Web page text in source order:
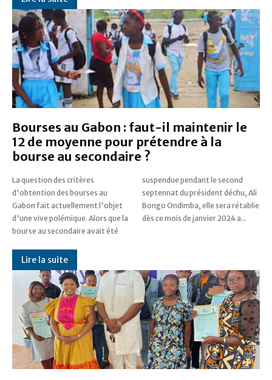
Bourses au Gabon : faut-il maintenir le
12 de moyenne pour prétendre à la
bourse au secondaire ?
La question des critères
d'obtention des bourses au
Gabon fait actuellement l'objet
d'une vive polémique. Alors que la
bourse au secondaire avait été
suspendue pendant le second
septennat du président déchu, Ali
Bongo Ondimba, elle sera rétablie
dès ce mois de janvier 2024 a...
Lire la suite